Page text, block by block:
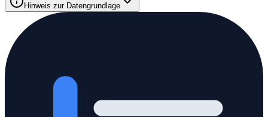
Hinweis zur Datengrundlage